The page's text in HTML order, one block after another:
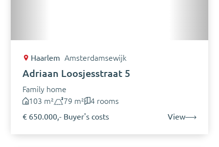
Haarlem Amsterdamsewijk
Adriaan Loosjesstraat 5
Family home
103 m²
79 m²
4 rooms
€ 650.000,- Buyer's costs
View